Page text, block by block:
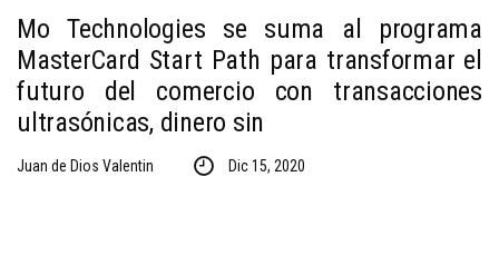
Mo Technologies se suma al programa
MasterCard Start Path para transformar el
futuro del comercio con transacciones
ultrasónicas, dinero sin
Juan de Dios Valentin Dic 15, 2020